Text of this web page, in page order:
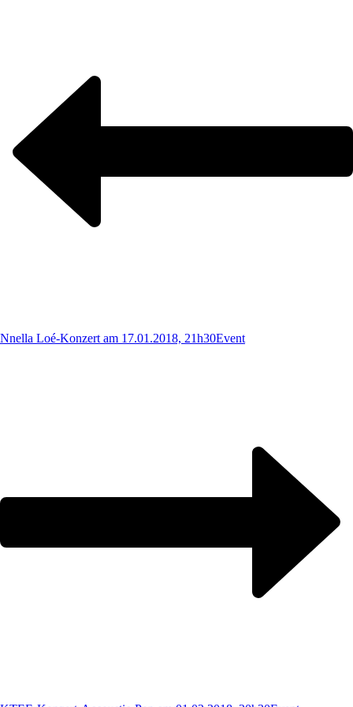
Nnella Loé-Konzert am 17.01.2018, 21h30Event